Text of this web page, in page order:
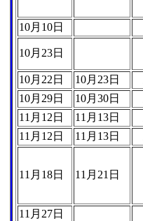
10月10日
10月23日
10月22日 10月23日
10月29日
10月30日
11月12日
11月13日
11月12日
11月13日
11月18日 11月21日
11月27日